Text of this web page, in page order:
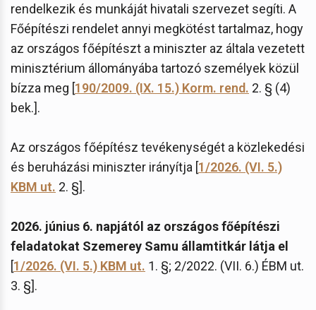
rendelkezik és munkáját hivatali szervezet segíti. A
Főépítészi rendelet annyi megkötést tartalmaz, hogy
az országos főépítészt a miniszter az általa vezetett
minisztérium állományába tartozó személyek közül
bízza meg [190/2009. (IX. 15.) Korm. rend. 2. § (4)
bek.].
Az országos főépítész tevékenységét a közlekedési
és beruházási miniszter irányítja [1/2026. (VI. 5.)
KBM ut. 2. §].
2026. június 6. napjától az országos főépítészi
feladatokat Szemerey Samu államtitkár látja el
[1/2026. (VI. 5.) KBM ut. 1. §; 2/2022. (VII. 6.) ÉBM ut.
3. §].